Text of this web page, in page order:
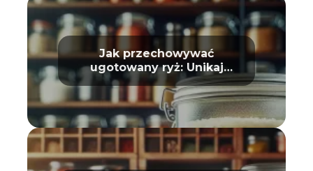
Jak przechowywać
ugotowany ryż: Unikaj
zepsucia